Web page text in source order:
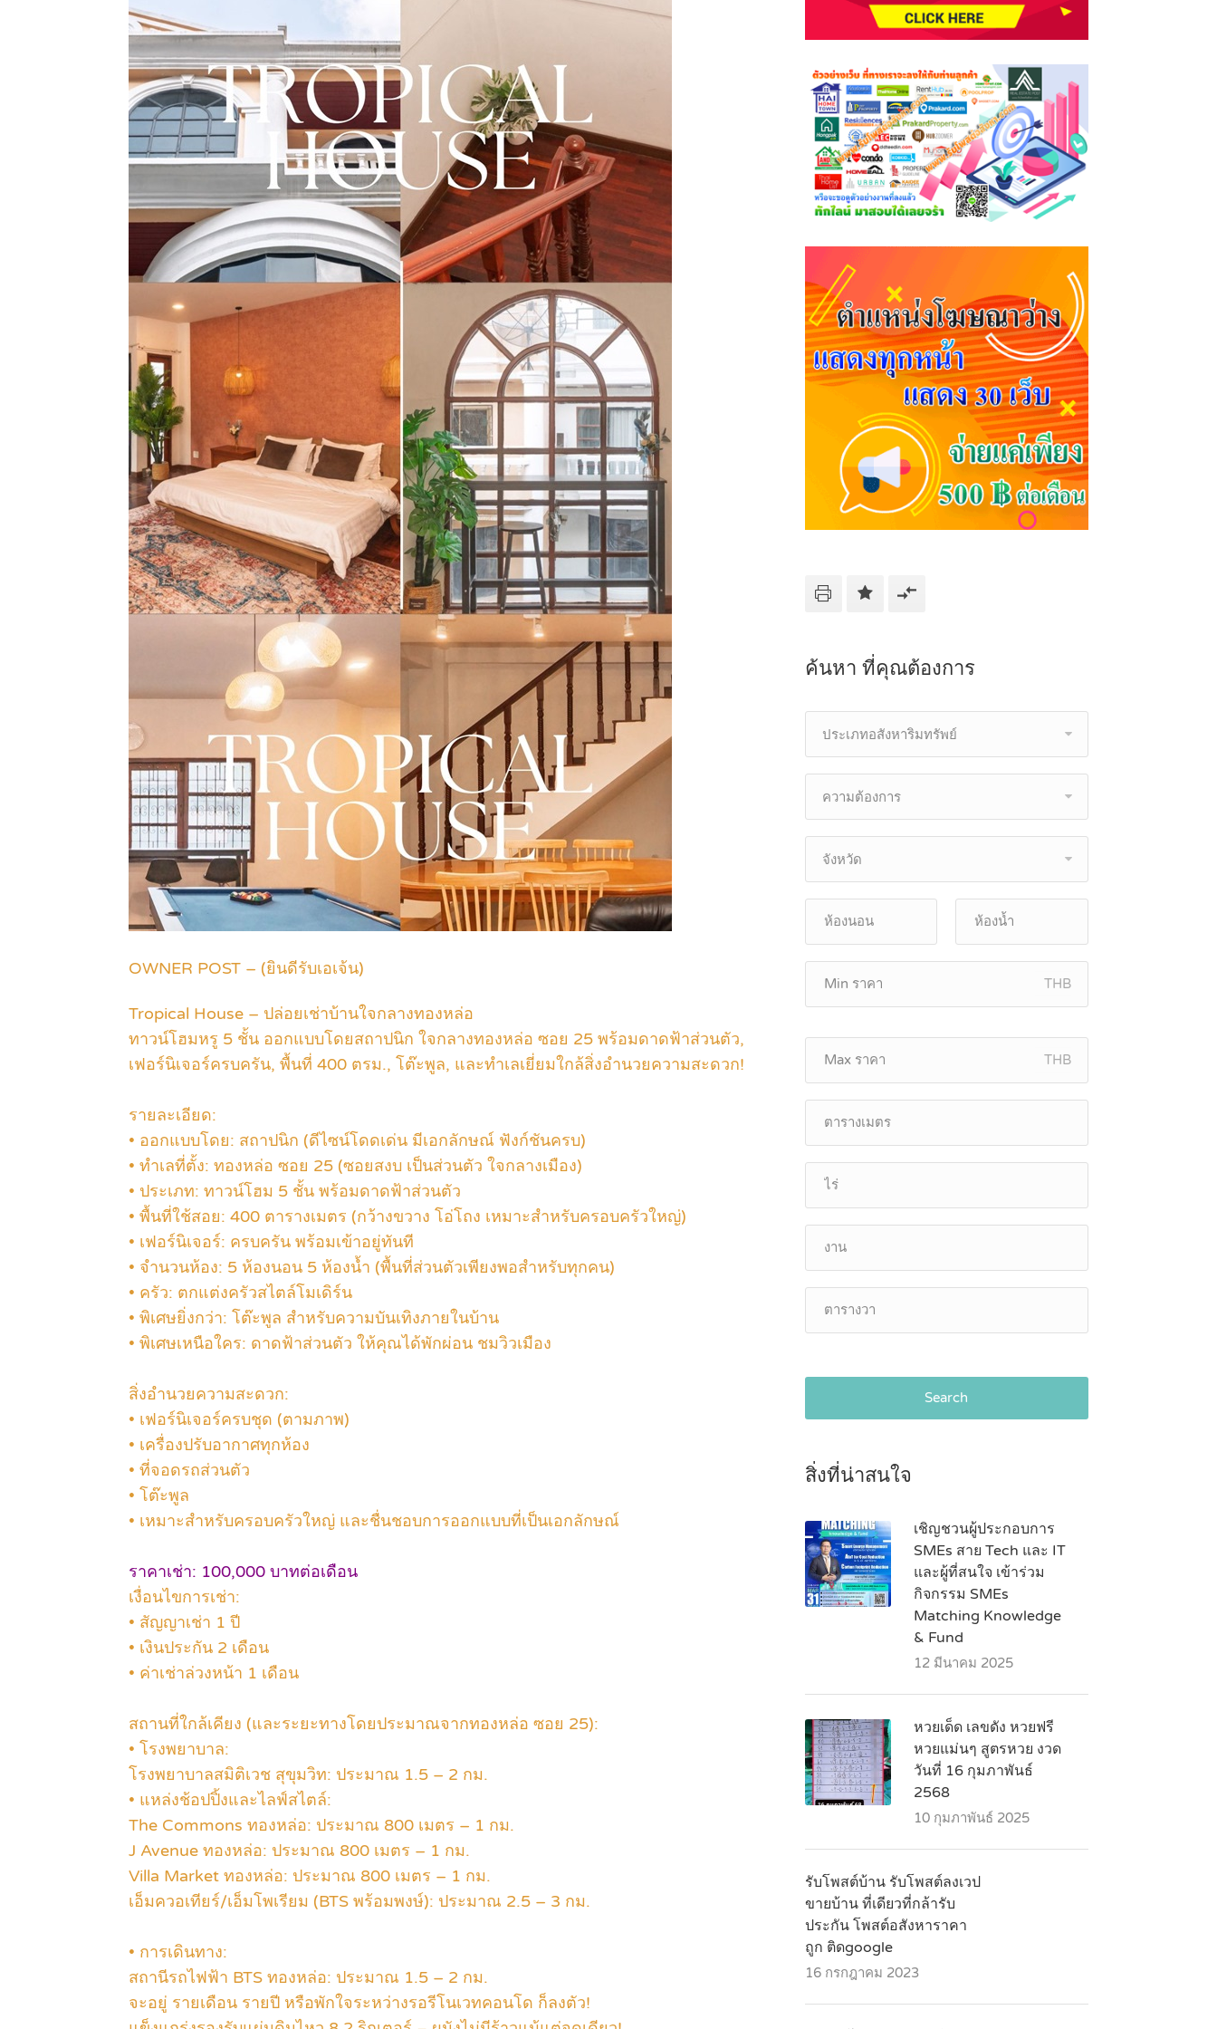
OWNER POST – (ยินดีรับเอเจ้น)
Tropical House – ปล่อยเช่าบ้านใจกลางทองหล่อ
ทาวน์โฮมหรู 5 ชั้น ออกแบบโดยสถาปนิก ใจกลางทองหล่อ ซอย 25 พร้อมดาดฟ้าส่วนตัว,
เฟอร์นิเจอร์ครบครัน, พื้นที่ 400 ตรม., โต๊ะพูล, และทำเลเยี่ยมใกล้สิ่งอำนวยความสะดวก!
รายละเอียด:
• ออกแบบโดย: สถาปนิก (ดีไซน์โดดเด่น มีเอกลักษณ์ ฟังก์ชันครบ)
• ทำเลที่ตั้ง: ทองหล่อ ซอย 25 (ซอยสงบ เป็นส่วนตัว ใจกลางเมือง)
• ประเภท: ทาวน์โฮม 5 ชั้น พร้อมดาดฟ้าส่วนตัว
• พื้นที่ใช้สอย: 400 ตารางเมตร (กว้างขวาง โอ่โถง เหมาะสำหรับครอบครัวใหญ่)
• เฟอร์นิเจอร์: ครบครัน พร้อมเข้าอยู่ทันที
• จำนวนห้อง: 5 ห้องนอน 5 ห้องน้ำ (พื้นที่ส่วนตัวเพียงพอสำหรับทุกคน)
• ครัว: ตกแต่งครัวสไตล์โมเดิร์น
• พิเศษยิ่งกว่า: โต๊ะพูล สำหรับความบันเทิงภายในบ้าน
• พิเศษเหนือใคร: ดาดฟ้าส่วนตัว ให้คุณได้พักผ่อน ชมวิวเมือง
สิ่งอำนวยความสะดวก:
• เฟอร์นิเจอร์ครบชุด (ตามภาพ)
• เครื่องปรับอากาศทุกห้อง
• ที่จอดรถส่วนตัว
• โต๊ะพูล
• เหมาะสำหรับครอบครัวใหญ่ และชื่นชอบการออกแบบที่เป็นเอกลักษณ์
ราคาเช่า: 100,000 บาทต่อเดือน
เงื่อนไขการเช่า:
• สัญญาเช่า 1 ปี
• เงินประกัน 2 เดือน
• ค่าเช่าล่วงหน้า 1 เดือน
สถานที่ใกล้เคียง (และระยะทางโดยประมาณจากทองหล่อ ซอย 25):
• โรงพยาบาล:
โรงพยาบาลสมิติเวช สุขุมวิท: ประมาณ 1.5 – 2 กม.
• แหล่งช้อปปิ้งและไลฟ์สไตล์:
The Commons ทองหล่อ: ประมาณ 800 เมตร – 1 กม.
J Avenue ทองหล่อ: ประมาณ 800 เมตร – 1 กม.
Villa Market ทองหล่อ: ประมาณ 800 เมตร – 1 กม.
เอ็มควอเทียร์/เอ็มโพเรียม (BTS พร้อมพงษ์): ประมาณ 2.5 – 3 กม.
• การเดินทาง:
สถานีรถไฟฟ้า BTS ทองหล่อ: ประมาณ 1.5 – 2 กม.
จะอยู่ รายเดือน รายปี หรือพักใจระหว่างรอรีโนเวทคอนโด ก็ลงตัว!
ค้นหา ที่คุณต้องการ
ประเภทอสังหาริมทรัพย์
ความต้องการ
จังหวัด
THB
THB
Search
สิ่งที่น่าสนใจ
เชิญชวนผู้ประกอบการ
SMEs สาย Tech และ IT
และผู้ที่สนใจ เข้าร่วม
กิจกรรม SMEs
Matching Knowledge
& Fund
12 มีนาคม 2025
หวยเด็ด เลขดัง หวยฟรี
หวยแม่นๆ สูตรหวย งวด
วันที่ 16 กุมภาพันธ์
2568
10 กุมภาพันธ์ 2025
รับโพสต์บ้าน รับโพสต์ลงเวป
ขายบ้าน ที่เดียวที่กล้ารับ
ประกัน โพสต์อสังหาราคา
ถูก ติดgoogle
16 กรกฎาคม 2023